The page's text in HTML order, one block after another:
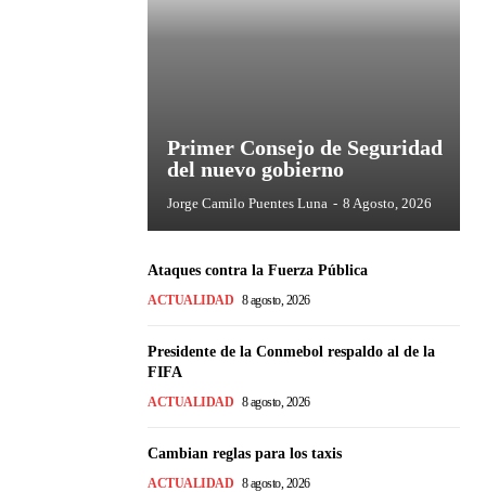
Primer Consejo de Seguridad
del nuevo gobierno
Jorge Camilo Puentes Luna - 8 Agosto, 2026
Ataques contra la Fuerza Pública
ACTUALIDAD 8 agosto, 2026
Presidente de la Conmebol respaldo al de la
FIFA
ACTUALIDAD 8 agosto, 2026
Cambian reglas para los taxis
ACTUALIDAD 8 agosto, 2026